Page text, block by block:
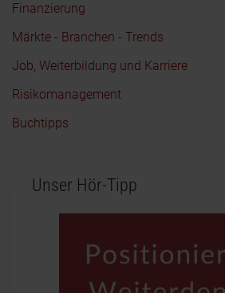
Finanzierung
Märkte - Branchen - Trends
Job, Weiterbildung und Karriere
Risikomanagement
Buchtipps
Unser Hör-Tipp